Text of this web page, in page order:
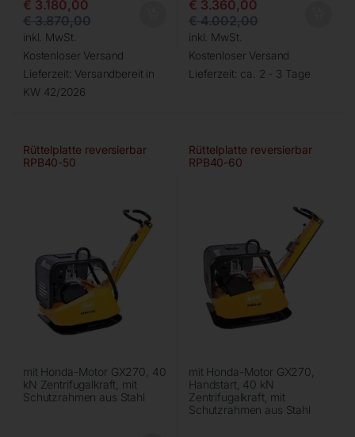
€ 3.180,00
€3.870,00
inkl. MwSt.
Kostenloser Versand
Lieferzeit: Versandbereit in
KW 42/2026
€ 3.360,00
€4.002,00
inkl. MwSt.
Kostenloser Versand
Lieferzeit: ca. 2 - 3 Tage
Rüttelplatte reversierbar
RPB40-50
mit Honda-Motor GX270, 40
kN Zentrifugalkraft, mit
Schutzrahmen aus Stahl
Rüttelplatte reversierbar
RPB40-60
mit Honda-Motor GX270,
Handstart, 40 kN
Zentrifugalkraft, mit
Schutzrahmen aus Stahl